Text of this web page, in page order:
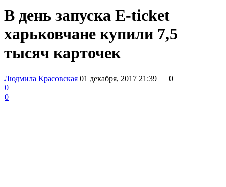
В день запуска E-ticket
харьковчане купили 7,5
тысяч карточек
Людмила Красовская 01 декабря, 2017 21:39
0
0
0